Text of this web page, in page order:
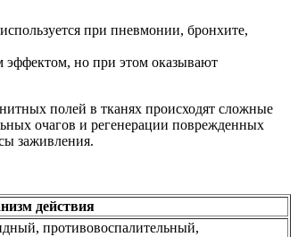
при пневмонии, бронхите,
но при этом оказывают
полей в тканях происходят сложные
очагов и регенерации поврежденных
заживления.
действия
противовоспалительный,